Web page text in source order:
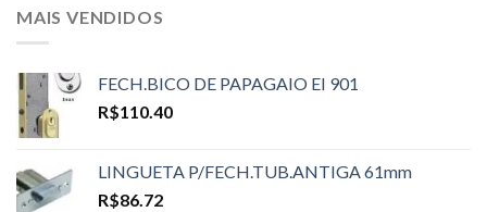
MAIS VENDIDOS
FECH.BICO DE PAPAGAIO EI 901
R$110.40
LINGUETA P/FECH.TUB.ANTIGA 61mm
R$86.72